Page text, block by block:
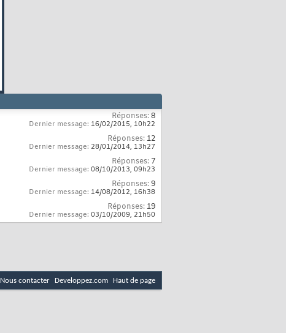
Réponses:8
Dernier message: 16/02/2015, 10h22
Réponses: 12
Dernier message: 28/01/2014, 13h27
Réponses: 7
Dernier message: 08/10/2013, 09h23
Réponses:9
Dernier message: 14/08/2012, 16h38
Réponses: 19
Dernier message: 03/10/2009, 21h50
Nous contacter Developpez.com Haut de page